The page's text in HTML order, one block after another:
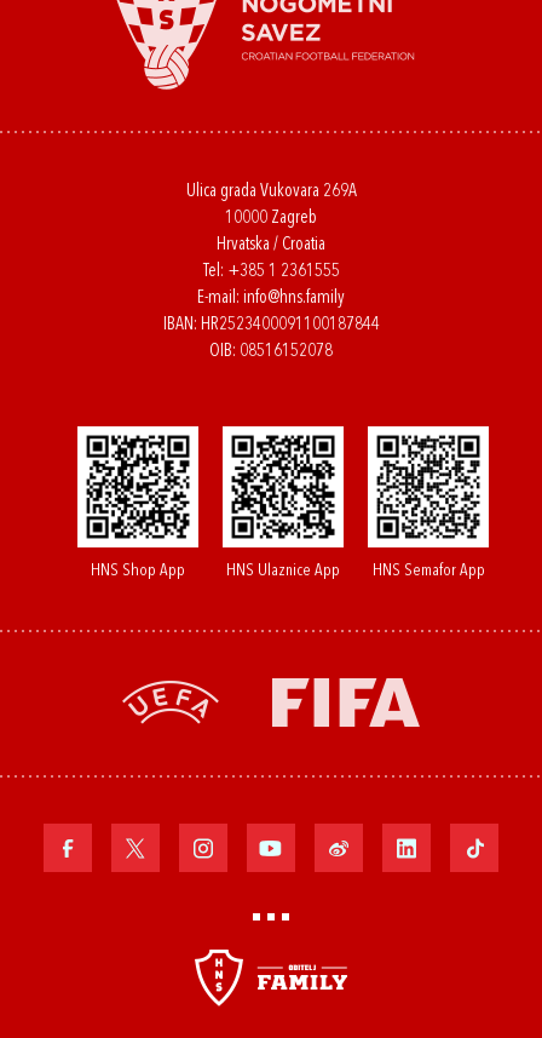
Ulica grada Vukovara 269A
10000 Zagreb
Hrvatska / Croatia
Tel: +385 1 2361555
E-mail: info@hns.family
IBAN: HR2523400091100187844
OIB: 08516152078
HNS Shop App HNS Ulaznice App HNS Semafor App